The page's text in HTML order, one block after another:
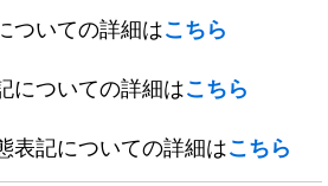
ついての詳細はこちら
についての詳細はこちら
表記についての詳細はこちら